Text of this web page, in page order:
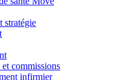
stratégie
commissions
infirmier